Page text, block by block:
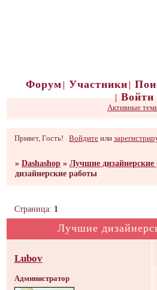
Форум Участники
Войти
Активные
Привет, Гость! Войдите или
»Dashashop »Лучшие дизайнерские
дизайнерские работы
Лучшие
Страница: 1
Lubov
Администратор